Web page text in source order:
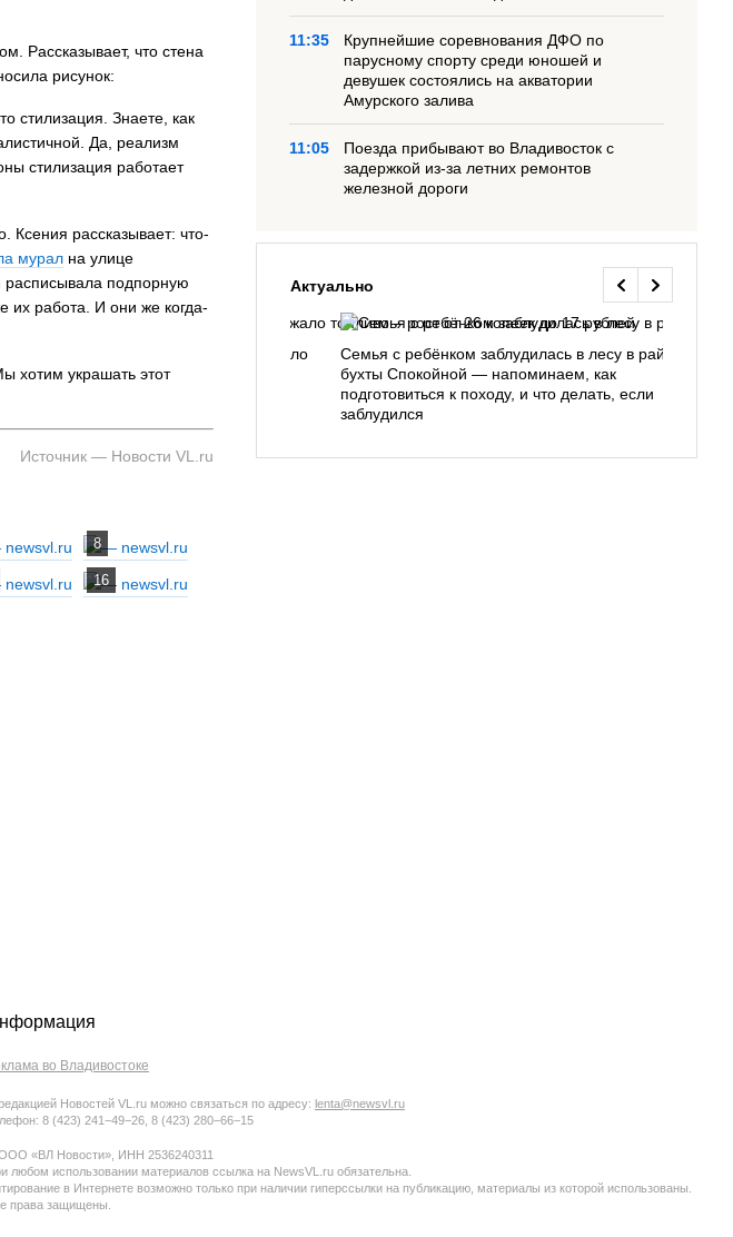
Рассказывает, что стена
рисунок:
стилизация. Знаете, как
Да, реализм
стилизация работает
Ксения рассказывает: что-
мурал на улице
расписывала подпорную
их работа. И они же когда-
хотим украшать этот
Источник — Новости VL.ru
11:35
Крупнейшие соревнования ДФО по
парусному спорту среди юношей и
девушек состоялись на акватории
Амурского залива
11:05
Поезда прибывают во Владивосток с
задержкой из-за летних ремонтов
железной дороги
Актуально
Владивостока снова подорожало
– рост от 26 копеек до 17 рублей
Семья с ребёнком заблудилась в лесу в районе
бухты Спокойной — напоминаем, как
подготовиться к походу, и что делать, если
заблудился
во Владивостоке
Новостей VL.ru можно связаться по адресу: lenta@newsvl.ru
8 (423) 241−49−26, 8 (423) 280−66−15
«ВЛ Новости», ИНН 2536240311
любом использовании материалов ссылка на NewsVL.ru обязательна.
в Интернете возможно только при наличии гиперссылки на публикацию, материалы из которой использованы.
права защищены.